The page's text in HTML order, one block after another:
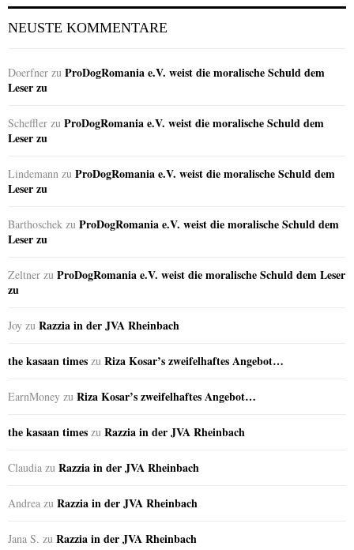
NEUSTE KOMMENTARE
Doerfner zu ProDogRomania e.V. weist die moralische Schuld dem
Leser zu
Scheffler zu ProDogRomania e.V. weist die moralische Schuld dem
Leser zu
Lindemann zu ProDogRomania e.V. weist die moralische Schuld dem
Leser zu
Barthoschek zu ProDogRomania e.V. weist die moralische Schuld dem
Leser zu
Zeltner zu ProDogRomania e.V. weist die moralische Schuld dem Leser
zu
Joy zu Razzia in der JVA Rheinbach
the kasaan times zu Riza Kosar’s zweifelhaftes Angebot…
EarnMoney zu Riza Kosar’s zweifelhaftes Angebot…
the kasaan times zu Razzia in der JVA Rheinbach
Claudia zu Razzia in der JVA Rheinbach
Andrea zu Razzia in der JVA Rheinbach
Jana S. zu Razzia in der JVA Rheinbach